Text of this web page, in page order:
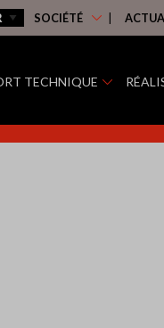
SOCIÉTÉ
TECHNIQUE